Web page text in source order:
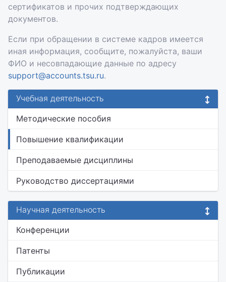
сертификатов и прочих подтверждающих
документов.
Если при обращении в системе кадров имеется
иная информация, сообщите, пожалуйста, ваши
ФИО и несовпадающие данные по адресу
support@accounts.tsu.ru.
Учебная деятельность
Методические пособия
Повышение квалификации
Преподаваемые дисциплины
Руководство диссертациями
Научная деятельность
Конференции
Патенты
Публикации